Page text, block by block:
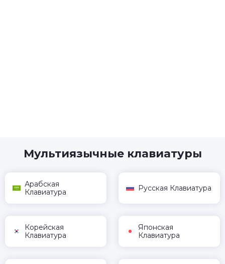
Мультиязычные клавиатуры
Арабская
Клавиатура
Русская Клавиатура
Корейская
Клавиатура
Японская
Клавиатура